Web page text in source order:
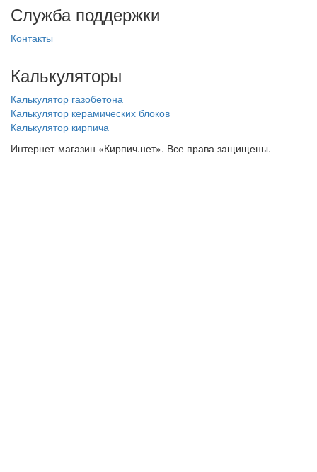
Служба поддержки
Контакты
Калькуляторы
Калькулятор газобетона
Калькулятор керамических блоков
Калькулятор кирпича
Интернет-магазин «Кирпич.нет». Все права защищены.